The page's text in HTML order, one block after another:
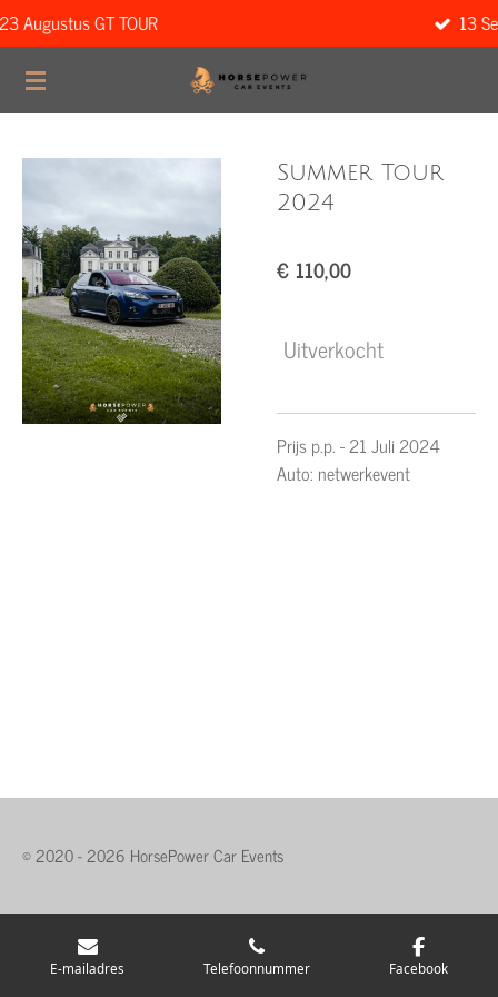
Ga
direct
naar
13 September Cars &
Summer Tour
2024
€ 110,00
Uitverkocht
Prijs p.p. - 21 Juli 2024
Auto: netwerkevent
© 2020 - 2026 HorsePower Car Events
E-mailadres Telefoonnummer Facebook